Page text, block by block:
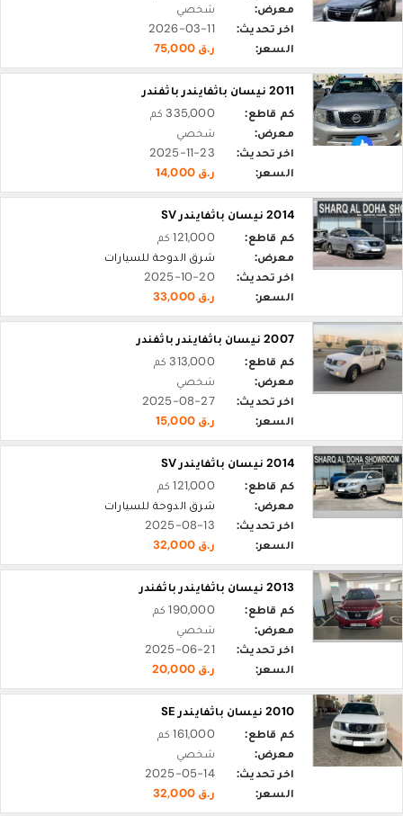
معرض:
شخصي
اخر تحديث:
2026-03-11
السعر:
ر.ق 75,000
2011 نيسان باثفايندر باثفندر
كم قاطع:
335,000 كم
معرض:
شخصي
اخر تحديث:
2025-11-23
السعر:
ر.ق 14,000
2014 نيسان باثفايندر SV
كم قاطع:
121,000 كم
معرض:
شرق الدوحة للسيارات
اخر تحديث:
2025-10-20
السعر:
ر.ق 33,000
2007 نيسان باثفايندر باثفندر
كم قاطع:
313,000 كم
معرض:
شخصي
اخر تحديث:
2025-08-27
السعر:
ر.ق 15,000
2014 نيسان باثفايندر SV
كم قاطع:
121,000 كم
معرض:
شرق الدوحة للسيارات
اخر تحديث:
2025-08-13
السعر:
ر.ق 32,000
2013 نيسان باثفايندر باثفندر
كم قاطع:
190,000 كم
معرض:
شخصي
اخر تحديث:
2025-06-21
السعر:
ر.ق 20,000
2010 نيسان باثفايندر SE
كم قاطع:
161,000 كم
معرض:
شخصي
اخر تحديث:
2025-05-14
السعر:
ر.ق 32,000